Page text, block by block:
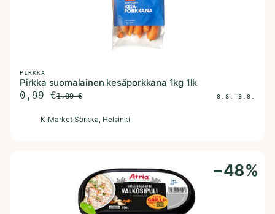
PIRKKA
Pirkka suomalainen kesäporkkana 1kg 1lk
0,99 €1,89€ 8.8.–9.8.
K‑Market Sörkka, Helsinki
−48%